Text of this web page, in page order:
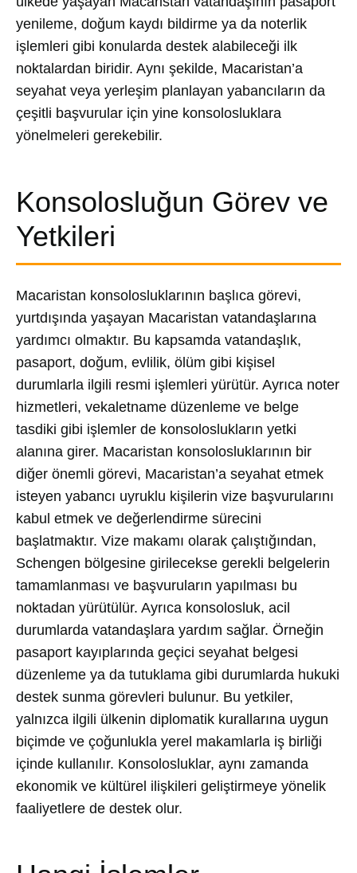
yenileme, doğum kaydı bildirme ya da noterlik
işlemleri gibi konularda destek alabileceği ilk
noktalardan biridir. Aynı şekilde, Macaristan’a
seyahat veya yerleşim planlayan yabancıların da
çeşitli başvurular için yine konsolosluklara
yönelmeleri gerekebilir.
Konsolosluğun Görev ve
Yetkileri
Macaristan konsolosluklarının başlıca görevi,
yurtdışında yaşayan Macaristan vatandaşlarına
yardımcı olmaktır. Bu kapsamda vatandaşlık,
pasaport, doğum, evlilik, ölüm gibi kişisel
durumlarla ilgili resmi işlemleri yürütür. Ayrıca noter
hizmetleri, vekaletname düzenleme ve belge
tasdiki gibi işlemler de konsoloslukların yetki
alanına girer. Macaristan konsolosluklarının bir
diğer önemli görevi, Macaristan’a seyahat etmek
isteyen yabancı uyruklu kişilerin vize başvurularını
kabul etmek ve değerlendirme sürecini
başlatmaktır. Vize makamı olarak çalıştığından,
Schengen bölgesine girilecekse gerekli belgelerin
tamamlanması ve başvuruların yapılması bu
noktadan yürütülür. Ayrıca konsolosluk, acil
durumlarda vatandaşlara yardım sağlar. Örneğin
pasaport kayıplarında geçici seyahat belgesi
düzenleme ya da tutuklama gibi durumlarda hukuki
destek sunma görevleri bulunur. Bu yetkiler,
yalnızca ilgili ülkenin diplomatik kurallarına uygun
biçimde ve çoğunlukla yerel makamlarla iş birliği
içinde kullanılır. Konsolosluklar, aynı zamanda
ekonomik ve kültürel ilişkileri geliştirmeye yönelik
faaliyetlere de destek olur.